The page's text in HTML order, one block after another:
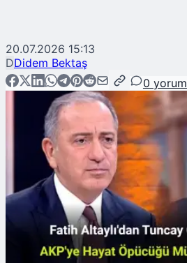
20.07.2026 15:13
DDidem Bektaş
0 yorum